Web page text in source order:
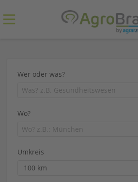
Wer oder was?
Wo?
Umkreis